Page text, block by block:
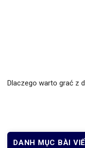
Dlaczego warto grać z
DANH MỤC BÀI